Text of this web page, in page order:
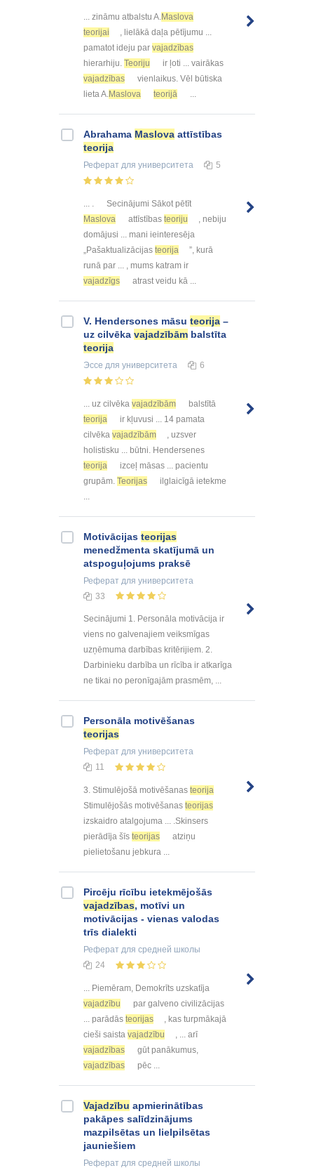
... zināmu atbalstu A.Maslova
teorijai
, lielākā daļa pētījumu ...
pamatot ideju par vajadzības
hierarhiju. Teoriju
ir ļoti ... vairākas
vajadzības
vienlaikus. Vēl būtiska
lieta A.Maslova teorijā ...
Abrahama Maslova attīstības
teorija
Реферат для университета 5
... . Secinājumi Sākot pētīt
Maslova
attīstības teoriju
, nebiju
domājusi ... mani ieinteresēja
„Pašaktualizācijas teorija
”, kurā
runā par ... , mums katram ir
vajadzīgs
atrast veidu kā ...
V. Hendersones māsu teorija –
uz cilvēka vajadzībām balstīta
teorija
Эссе для университета 6
... uz cilvēka vajadzībām
balstītā
teorija
ir kļuvusi ... 14 pamata
cilvēka vajadzībām
, uzsver
holistisku ... būtni. Hendersenes
teorija
izceļ māsas ... pacientu
grupām. Teorijas
ilglaicīgā ietekme
Motivācijas teorijas
menedžmenta skatījumā un
atspoguļojums praksē
Реферат для университета
33
Secinājumi 1. Personāla motivācija ir
viens no galvenajiem veiksmīgas
uzņēmuma darbības kritērijiem. 2.
Darbinieku darbība un rīcība ir atkarīga
ne tikai no peronīgajām prasmēm, ...
Personāla motivēšanas
teorijas
Реферат для университета
11
3. Stimulējošā motivēšanas teorija
Stimulējošās motivēšanas teorijas
izskaidro atalgojuma ... .Skinsers
pierādīja šīs teorijas
atziņu
pielietošanu jebkura ...
Pircēju rīcību ietekmējošās
vajadzības, motīvi un
motivācijas - vienas valodas
trīs dialekti
Реферат для средней школы
24
... Piemēram, Demokrīts uzskatīja
vajadzību
par galveno civilizācijas
... parādās teorijas
, kas turpmākajā
cieši saista vajadzību
, ... arī
vajadzības
gūt panākumus,
vajadzības
pēc ...
Vajadzību apmierinātības
pakāpes salīdzinājums
mazpilsētas un lielpilsētas
jauniešiem
Реферат для средней школы